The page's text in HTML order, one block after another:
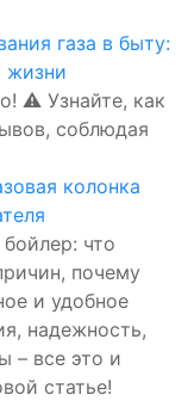
газа в быту:
жизни
⚠️ Узнайте, как
соблюдая
колонка
что
почему
и удобное
надежность,
– все это и
статье!